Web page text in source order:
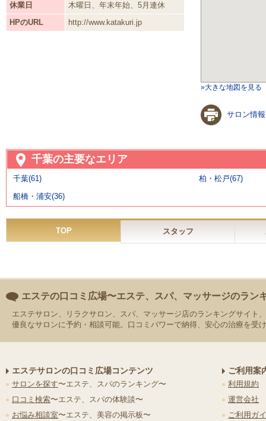
休業日
木曜日、年末年始、5月連休
HPのURL
http://www.katakuri.jp
»大きな地図を見る
サロン情
千葉の主要なエリア
千葉(61)
柏・松戸(67)
船橋・浦安(36)
TOP スタッフ
エステの口コミ広場〜エステ、スパ、マッサージのラン
エステサロン、リラクサロン、スパ、マッサージ店のランキングサイト
優良なサロンに予約・相談可能。口コミパワーで納得、安心の治療を受
エステサロンの口コミ広場コンテンツ
サロンを探す〜エステ、スパのランキング〜
口コミ検索〜エステ、スパの体験談〜
お悩み相談室〜エステ、美容の掲示板〜
ご利用案
利用規約
運営会社
ご利用ガ